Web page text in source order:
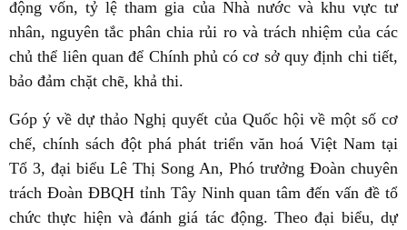
động vốn, tỷ lệ tham gia của Nhà nước và khu vực tư
nhân, nguyên tắc phân chia rủi ro và trách nhiệm của các
chủ thể liên quan để Chính phủ có cơ sở quy định chi tiết,
bảo đảm chặt chẽ, khả thi.
Góp ý về dự thảo Nghị quyết của Quốc hội về một số cơ
chế, chính sách đột phá phát triển văn hoá Việt Nam tại
Tổ 3, đại biểu Lê Thị Song An, Phó trưởng Đoàn chuyên
trách Đoàn ĐBQH tỉnh Tây Ninh quan tâm đến vấn đề tổ
chức thực hiện và đánh giá tác động. Theo đại biểu, dự